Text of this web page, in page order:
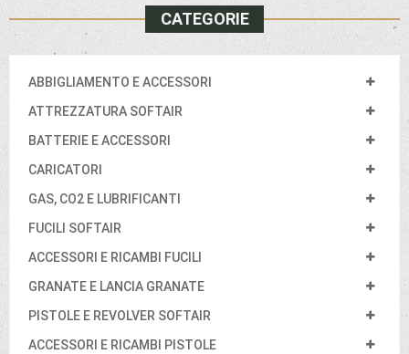
CATEGORIE
ABBIGLIAMENTO E ACCESSORI
ATTREZZATURA SOFTAIR
BATTERIE E ACCESSORI
CARICATORI
GAS, CO2 E LUBRIFICANTI
FUCILI SOFTAIR
ACCESSORI E RICAMBI FUCILI
GRANATE E LANCIA GRANATE
PISTOLE E REVOLVER SOFTAIR
ACCESSORI E RICAMBI PISTOLE